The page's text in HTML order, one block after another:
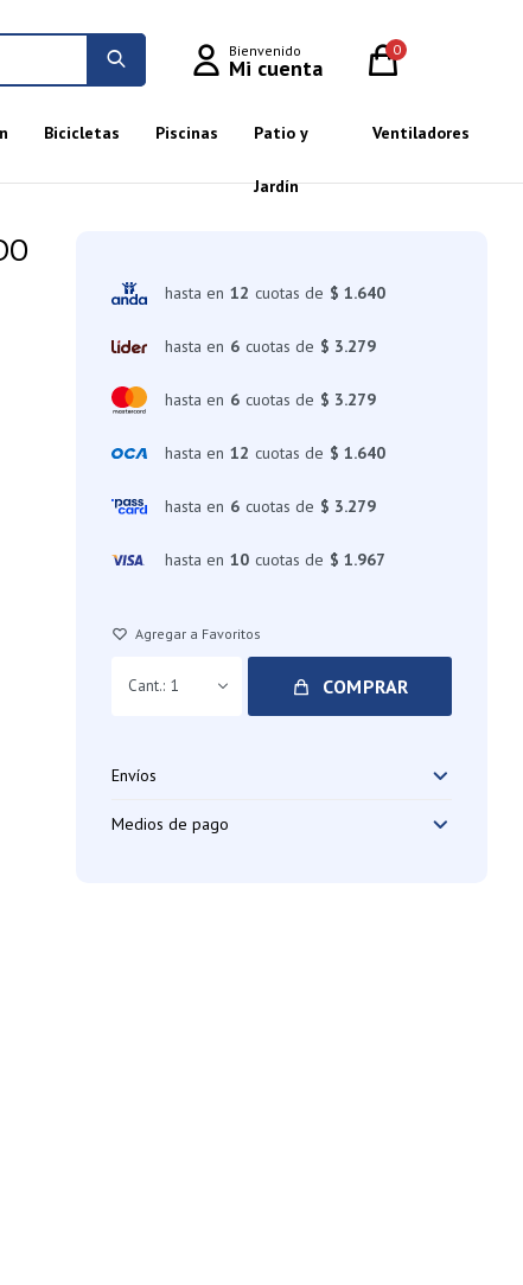
Bicicletas Piscinas Patio y
Jardín
Ventiladores
0
hasta en 12 cuotas de $ 1.640
hasta en 6 cuotas de $ 3.279
hasta en 6 cuotas de $ 3.279
hasta en 12 cuotas de $ 1.640
hasta en 6 cuotas de $ 3.279
hasta en 10 cuotas de $ 1.967
1 COMPRAR
Envíos
Medios de pago